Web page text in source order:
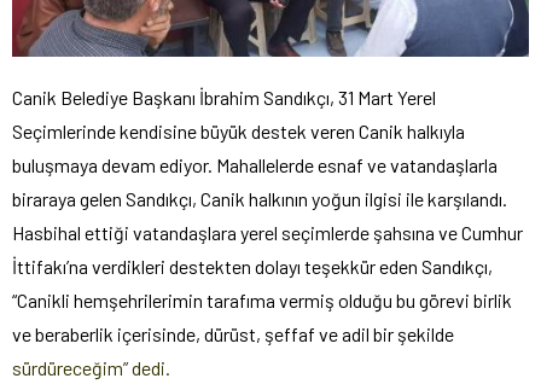
Canik Belediye Başkanı İbrahim Sandıkçı, 31 Mart Yerel
Seçimlerinde kendisine büyük destek veren Canik halkıyla
buluşmaya devam ediyor. Mahallelerde esnaf ve vatandaşlarla
biraraya gelen Sandıkçı, Canik halkının yoğun ilgisi ile karşılandı.
Hasbihal ettiği vatandaşlara yerel seçimlerde şahsına ve Cumhur
İttifakı’na verdikleri destekten dolayı teşekkür eden Sandıkçı,
“Canikli hemşehrilerimin tarafıma vermiş olduğu bu görevi birlik
ve beraberlik içerisinde, dürüst, şeffaf ve adil bir şekilde
sürdüreceğim” dedi.